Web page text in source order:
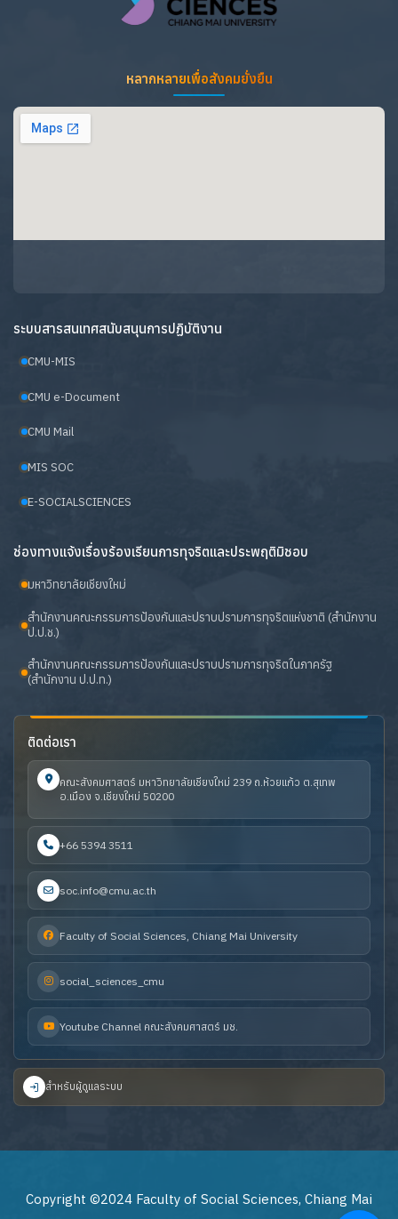
หลากหลายเพื่อสังคมยั่งยืน
ระบบสารสนเทศสนับสนุนการปฏิบัติงาน
CMU-MIS
CMU e-Document
CMU Mail
MIS SOC
E-SOCIALSCIENCES
ช่องทางแจ้งเรื่องร้องเรียนการทุจริตและประพฤติมิชอบ
มหาวิทยาลัยเชียงใหม่
สำนักงานคณะกรรมการป้องกันและปราบปรามการทุจริตแห่งชาติ (สำนักงาน
ป.ป.ช.)
สำนักงานคณะกรรมการป้องกันและปราบปรามการทุจริตในภาครัฐ
(สำนักงาน ป.ป.ท.)
ติดต่อเรา
คณะสังคมศาสตร์ มหาวิทยาลัยเชียงใหม่ 239 ถ.ห้วยแก้ว ต.สุเทพ
อ.เมือง จ.เชียงใหม่ 50200
+66 5394 3511
soc.info@cmu.ac.th
Faculty of Social Sciences, Chiang Mai University
social_sciences_cmu
Youtube Channel คณะสังคมศาสตร์ มช.
สำหรับผู้ดูแลระบบ
Copyright ©2024 Faculty of Social Sciences, Chiang Mai